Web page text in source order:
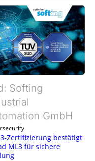
A
G
V
u
n
d
R
o
o
t
i
k
i
n
f
a
c
h
e
e
n
o
r
-
Softing
GmbH
Zertifizierung bestätigt
ML3 für sichere